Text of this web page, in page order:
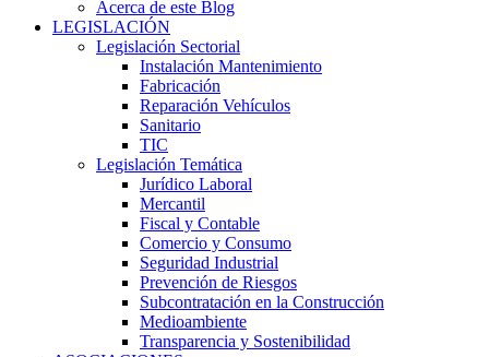
Acerca de este Blog
LEGISLACIÓN
Legislación Sectorial
Instalación Mantenimiento
Fabricación
Reparación Vehículos
Sanitario
TIC
Legislación Temática
Jurídico Laboral
Mercantil
Fiscal y Contable
Comercio y Consumo
Seguridad Industrial
Prevención de Riesgos
Subcontratación en la Construcción
Medioambiente
Transparencia y Sostenibilidad